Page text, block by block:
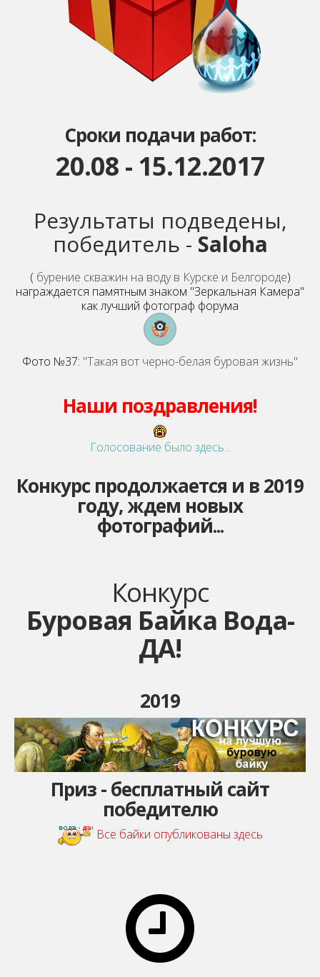
Сроки подачи работ:
20.08 - 15.12.2017
Результаты подведены,
победитель - Saloha
( бурение скважин на воду в Курске и Белгороде)
награждается памятным знаком "Зеркальная Камера"
как лучший фотограф форума
Фото №37: "Такая вот черно-белая буровая жизнь"
Наши поздравления!
Голосование было здесь...
Конкурс продолжается и в 2019
году, ждем новых
фотографий...
Конкурс
Буровая Байка Вода-
ДА!
2019
Приз - бесплатный сайт
победителю
Все байки опубликованы здесь